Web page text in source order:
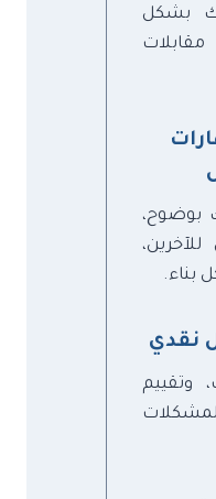
بشكل
بوضوح،
للآخرين،
بناء.
نقدي
وتقييم